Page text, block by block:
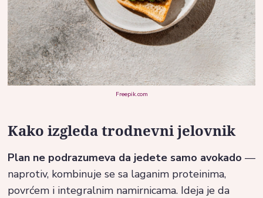
Freepik.com
Kako izgleda trodnevni jelovnik
Plan ne podrazumeva da jedete samo avokado —
naprotiv, kombinuje se sa laganim proteinima,
povrćem i integralnim namirnicama. Ideja je da